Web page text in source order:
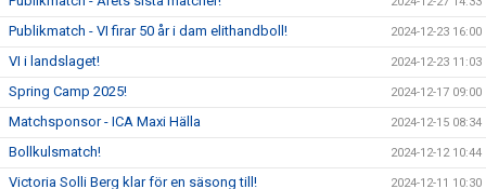
Publikmatch - VI firar 50 år i dam elithandboll! 2024-12-23 16:00
VI i landslaget! 2024-12-23 11:03
Spring Camp 2025! 2024-12-17 09:00
Matchsponsor - ICA Maxi Hälla 2024-12-15 08:34
Bollkulsmatch! 2024-12-12 10:44
Victoria Solli Berg klar för en säsong till! 2024-12-11 10:30